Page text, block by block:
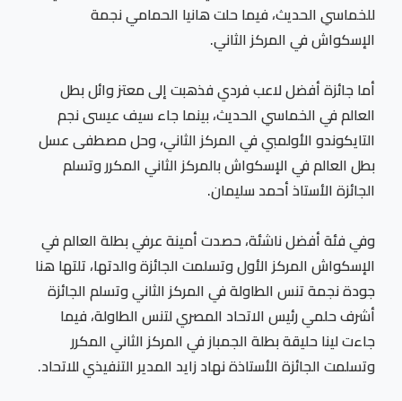
للخماسي الحديث، فيما حلت هانيا الحمامي نجمة
الإسكواش في المركز الثاني.
أما جائزة أفضل لاعب فردي فذهبت إلى معتز وائل بطل
العالم في الخماسي الحديث، بينما جاء سيف عيسى نجم
التايكوندو الأولمبي في المركز الثاني، وحل مصطفى عسل
بطل العالم في الإسكواش بالمركز الثاني المكرر وتسلم
الجائزة الأستاذ أحمد سليمان.
وفي فئة أفضل ناشئة، حصدت أمينة عرفي بطلة العالم في
الإسكواش المركز الأول وتسلمت الجائزة والدتها، تلتها هنا
جودة نجمة تنس الطاولة في المركز الثاني وتسلم الجائزة
أشرف حلمي رئيس الاتحاد المصري لتنس الطاولة، فيما
جاءت لينا حليقة بطلة الجمباز في المركز الثاني المكرر
وتسلمت الجائزة الأستاذة نهاد زايد المدير التنفيذي للاتحاد.